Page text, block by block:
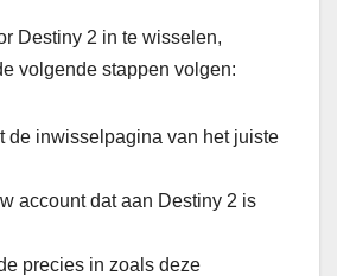
Destiny 2 in te wisselen,
volgende stappen volgen:
de inwisselpagina van het juiste
account dat aan Destiny 2 is
precies in zoals deze